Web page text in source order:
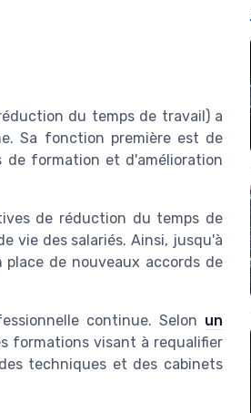
du temps de travail) a
Sa fonction première est de
de formation et d'amélioration
de réduction du temps de
vie des salariés. Ainsi, jusqu'à
de nouveaux accords de
continue. Selon un
formations visant à requalifier
techniques et des cabinets